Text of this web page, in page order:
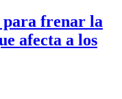
frenar la
afecta a los